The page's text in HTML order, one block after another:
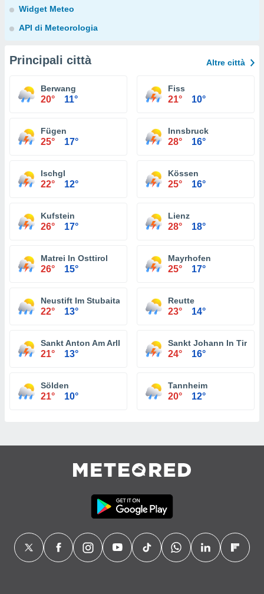
Widget Meteo
API di Meteorologia
Principali città Altre città
Berwang
20° 11°
Fiss
21° 10°
Fügen
25° 17°
Innsbruck
28° 16°
Ischgl
22° 12°
Kössen
25° 16°
Kufstein
26° 17°
Lienz
28° 18°
Matrei In Osttirol
26° 15°
Mayrhofen
25° 17°
Neustift Im Stubaital
22° 13°
Reutte
23° 14°
Sankt Anton Am Arlberg
21° 13°
Sankt Johann In Tirol
24° 16°
Sölden
21° 10°
Tannheim
20° 12°